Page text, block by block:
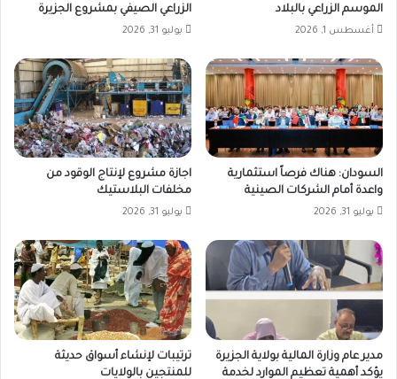
الموسم الزراعي بالبلاد
أغسطس 1, 2026
الزراعي الصيفي بمشروع الجزيرة
يوليو 31, 2026
السودان: هناك فرصاً استثمارية
واعدة أمام الشركات الصينية
يوليو 31, 2026
اجازة مشروع لإنتاج الوقود من
مخلفات البلاستيك
يوليو 31, 2026
مدير عام وزارة المالية بولاية الجزيرة
يؤكد أهمية تعظيم الموارد لخدمة
ترتيبات لإنشاء أسواق حديثة
للمنتجين بالولايات